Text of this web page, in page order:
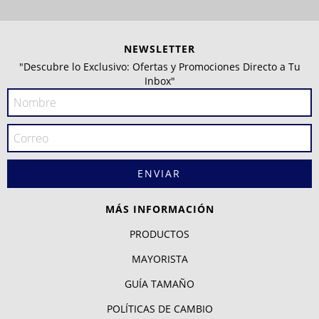
NEWSLETTER
"Descubre lo Exclusivo: Ofertas y Promociones Directo a Tu
Inbox"
MÁS INFORMACIÓN
PRODUCTOS
MAYORISTA
GUÍA TAMAÑO
POLÍTICAS DE CAMBIO